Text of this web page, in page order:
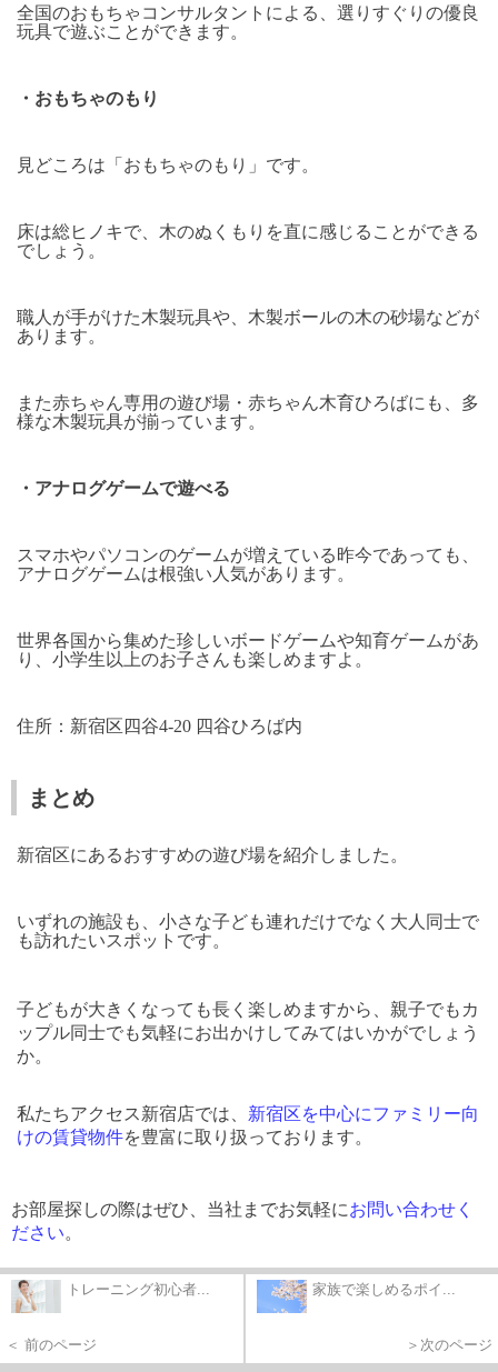
全国のおもちゃコンサルタントによる、選りすぐりの優良
玩具で遊ぶことができます。
・おもちゃのもり
見どころは「おもちゃのもり」です。
床は総ヒノキで、木のぬくもりを直に感じることができる
でしょう。
職人が手がけた木製玩具や、木製ボールの木の砂場などが
あります。
また赤ちゃん専用の遊び場・赤ちゃん木育ひろばにも、多
様な木製玩具が揃っています。
・アナログゲームで遊べる
スマホやパソコンのゲームが増えている昨今であっても、
アナログゲームは根強い人気があります。
世界各国から集めた珍しいボードゲームや知育ゲームがあ
り、小学生以上のお子さんも楽しめますよ。
住所：新宿区四谷4-20 四谷ひろば内
まとめ
新宿区にあるおすすめの遊び場を紹介しました。
いずれの施設も、小さな子ども連れだけでなく大人同士で
も訪れたいスポットです。
子どもが大きくなっても長く楽しめますから、親子でもカ
ップル同士でも気軽にお出かけしてみてはいかがでしょう
か。
私たちアクセス新宿店では、 新宿区を中心にファミリー向
けの賃貸物件を豊富に取り扱っております。
お部屋探しの際はぜひ、当社までお気軽にお問い合わせく
ださい。
トレーニング初心者...
＜ 前のページ
家族で楽しめるポイ...
＞次のページ